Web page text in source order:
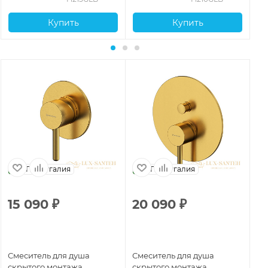
Купить Купить
Португалия
15 090 ₽
Смеситель для душа
Португалия
20 090 ₽
Смеситель для душа